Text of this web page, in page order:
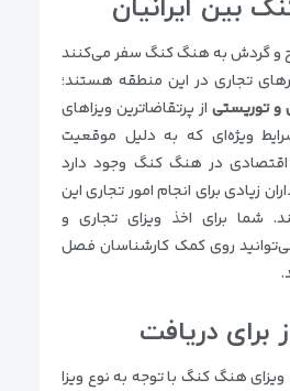
بین ایرانیان
و گردش به هنگ کنگ سفر می‌کنند
تجاری در این منطقه هستند؛
و توریستی از پرتقاضاترین ویزاهای
ویژه‌ای که به دلیل موقعیت
در هنگ کنگ وجود دارد
زیادی برای انجام امور تجاری این
شما برای اخذ ویزای تجاری و
روی کمک کارشناسان فصل
برای دریافت
ویزای هنگ کنگ با توجه به نوع ویزا